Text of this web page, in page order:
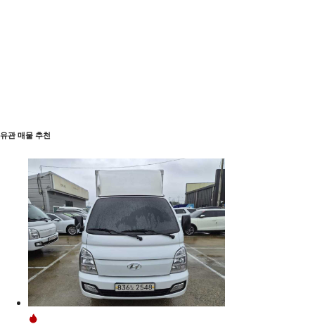
유관 매물 추천